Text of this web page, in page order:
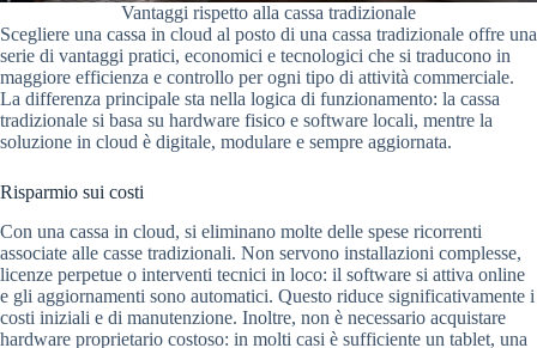
Vantaggi rispetto alla cassa tradizionale
Scegliere una cassa in cloud al posto di una cassa tradizionale offre una
serie di vantaggi pratici, economici e tecnologici che si traducono in
maggiore efficienza e controllo per ogni tipo di attività commerciale.
La differenza principale sta nella logica di funzionamento: la cassa
tradizionale si basa su hardware fisico e software locali, mentre la
soluzione in cloud è digitale, modulare e sempre aggiornata.
Risparmio sui costi
Con una cassa in cloud, si eliminano molte delle spese ricorrenti
associate alle casse tradizionali. Non servono installazioni complesse,
licenze perpetue o interventi tecnici in loco: il software si attiva online
e gli aggiornamenti sono automatici. Questo riduce significativamente i
costi iniziali e di manutenzione. Inoltre, non è necessario acquistare
hardware proprietario costoso: in molti casi è sufficiente un tablet, una